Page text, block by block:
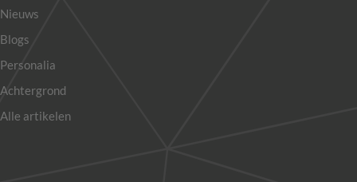
Nieuws
Blogs
Personalia
Achtergrond
Alle artikelen